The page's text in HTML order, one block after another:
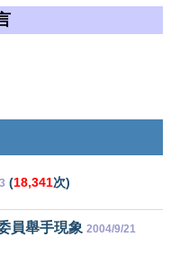
(18,341次)
員舉手現象 2004/9/21